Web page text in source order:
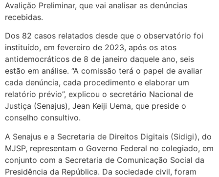
Avalição Preliminar, que vai analisar as denúncias
recebidas.
Dos 82 casos relatados desde que o observatório foi
instituído, em fevereiro de 2023, após os atos
antidemocráticos de 8 de janeiro daquele ano, seis
estão em análise. “A comissão terá o papel de avaliar
cada denúncia, cada procedimento e elaborar um
relatório prévio”, explicou o secretário Nacional de
Justiça (Senajus), Jean Keiji Uema, que preside o
conselho consultivo.
A Senajus e a Secretaria de Direitos Digitais (Sidigi), do
MJSP, representam o Governo Federal no colegiado, em
conjunto com a Secretaria de Comunicação Social da
Presidência da República. Da sociedade civil, foram